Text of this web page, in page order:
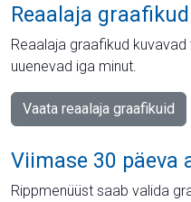
Reaalaja graafikud
Reaalaja graafikud
uuenevad iga minut.
Vaata reaalaja graafikuid
Viimase 30 päeva
Rippmenüüst saab valida